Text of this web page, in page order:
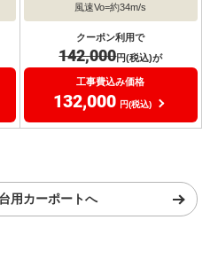
風速Vo=約34m/s
クーポン利用で
142,000円(税込)が
工事費込み価格
132,000 円(税込)
用カーポートへ